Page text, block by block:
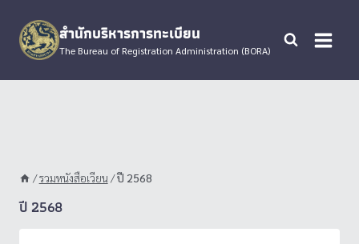
content
สำนักบริหารการทะเบียน
The Bureau of Registration Administration (BORA)
/รวมหนังสือเวียน/ปี 2568
ปี 2568